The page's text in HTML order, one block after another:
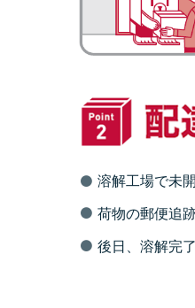
溶解工場で未
荷物の郵便追
後日、溶解完